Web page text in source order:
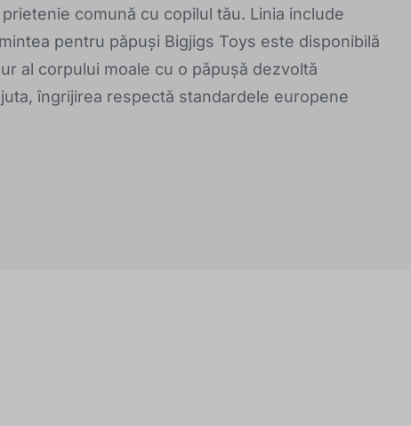
comună cu copilul tău. Linia include
pentru păpuși Bigjigs Toys este disponibilă
al corpului moale cu o păpușă dezvoltă
îngrijirea respectă standardele europene